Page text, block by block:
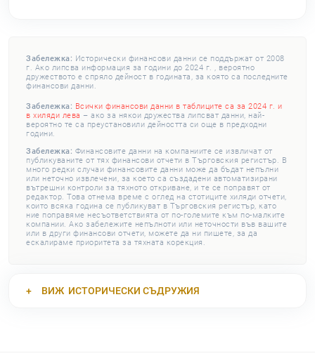
Забележка: Исторически финансови данни се поддържат от 2008
г. Ако липсва информация за години до 2024 г. , вероятно
дружеството е спряло дейност в годината, за която са последните
финансови данни.
Забележка: Всички финансови данни в таблиците са за 2024 г. и
в хиляди лева – ако за някои дружества липсват данни, най-
вероятно те са преустановили дейността си още в предходни
години.
Забележка: Финансовите данни на компаниите се извличат от
публикуваните от тях финансови отчети в Търговския регистър. В
много редки случаи финансовите данни може да бъдат непълни
или неточно извлечени, за което са създадени автоматизирани
вътрешни контроли за тяхното откриване, и те се поправят от
редактор. Това отнема време с оглед на стотиците хиляди отчети,
които всяка година се публикуват в Търговския регистър, като
ние поправяме несъответствията от по-големите към по-малките
компании. Ако забележите непълноти или неточности във вашите
или в други финансови отчети, можете да ни пишете, за да
ескалираме приоритета за тяхната корекция.
ВИЖ ИСТОРИЧЕСКИ СЪДРУЖИЯ